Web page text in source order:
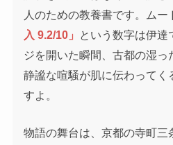
人のための教養書です。ムー
入 9.2/10」
という数字は伊達
ジを開いた瞬間、古都の湿
静謐な喧騒が肌に伝わってく
すよ。
物語の舞台は、京都の寺町三